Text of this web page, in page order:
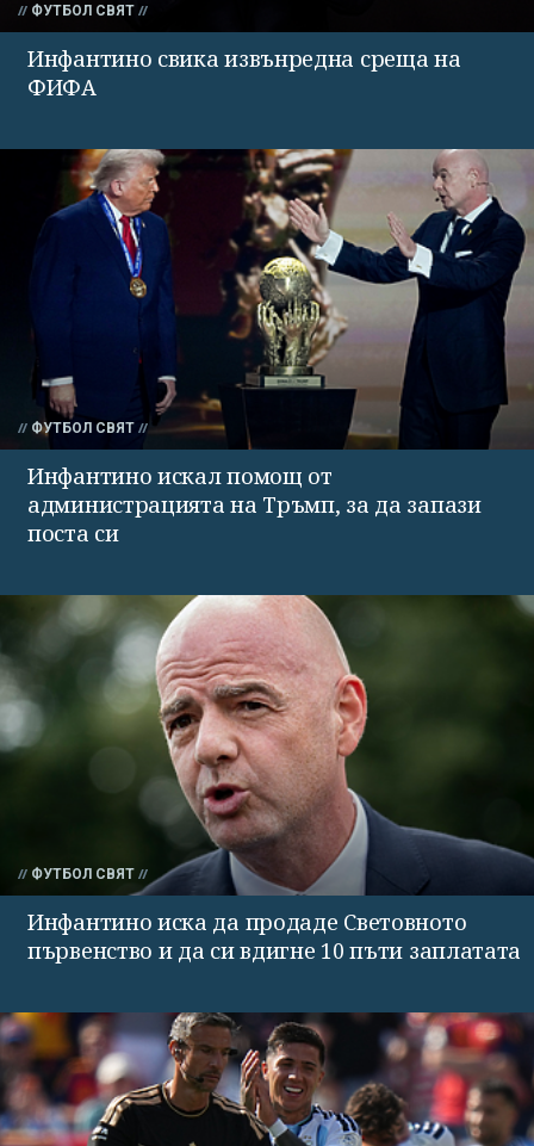
ФУТБОЛ СВЯТ
Инфантино свика извънредна среща на
ФИФА
ФУТБОЛ СВЯТ
Инфантино искал помощ от
администрацията на Тръмп, за да запази
поста си
ФУТБОЛ СВЯТ
Инфантино иска да продаде Световното
първенство и да си вдигне 10 пъти заплатата